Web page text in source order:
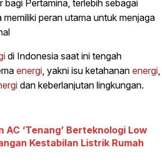
bagi Pertamina, terlebih sebagai
memiliki peran utama untuk menjaga
di Indonesia saat ini tengah
energi , yakni isu ketahanan energi
dan keberlanjutan lingkungan.
AC ‘Tenang’ Berteknologi Low
Kestabilan Listrik Rumah